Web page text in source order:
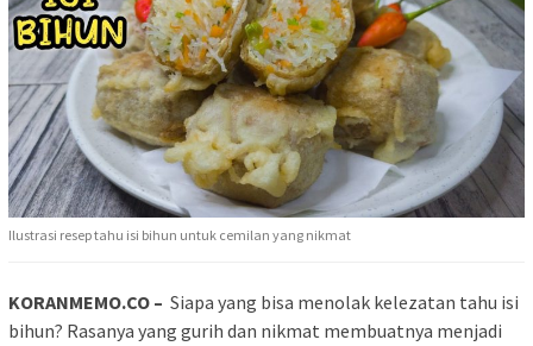
Ilustrasi resep tahu isi bihun untuk cemilan yang nikmat
KORANMEMO.CO – Siapa yang bisa menolak kelezatan tahu isi
bihun? Rasanya yang gurih dan nikmat membuatnya menjadi